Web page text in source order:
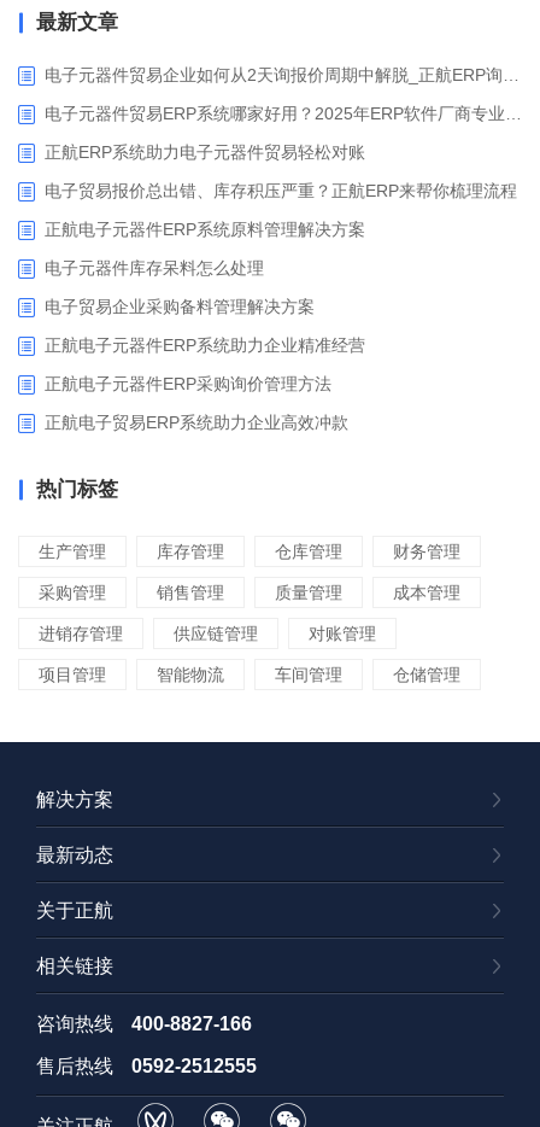
最新文章
正航ERP系统助力电子元器件贸易轻松对账
电子贸易报价总出错、库存积压严重？正航ERP来帮你梳理流程
正航电子元器件ERP系统原料管理解决方案
电子元器件库存呆料怎么处理
电子贸易企业采购备料管理解决方案
正航电子元器件ERP系统助力企业精准经营
正航电子元器件ERP采购询价管理方法
正航电子贸易ERP系统助力企业高效冲款
热门标签
生产管理 库存管理 仓库管理 财务管理
采购管理 销售管理 质量管理 成本管理
进销存管理 供应链管理 对账管理
项目管理 智能物流 车间管理 仓储管理
解决方案
最新动态
关于正航
相关链接
咨询热线 400-8827-166
售后热线 0592-2512555